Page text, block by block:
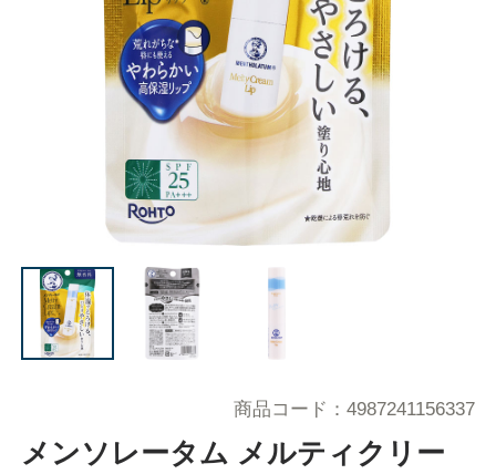
メンソレータム メルティクリー
商品コード 4987241156337